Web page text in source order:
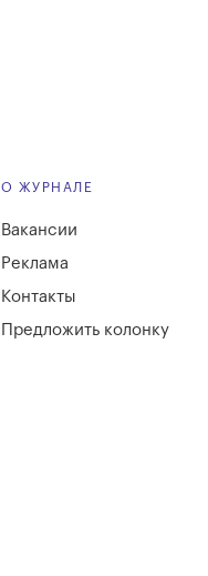
О ЖУРНАЛЕ
Вакансии
Реклама
Контакты
Предложить колонку